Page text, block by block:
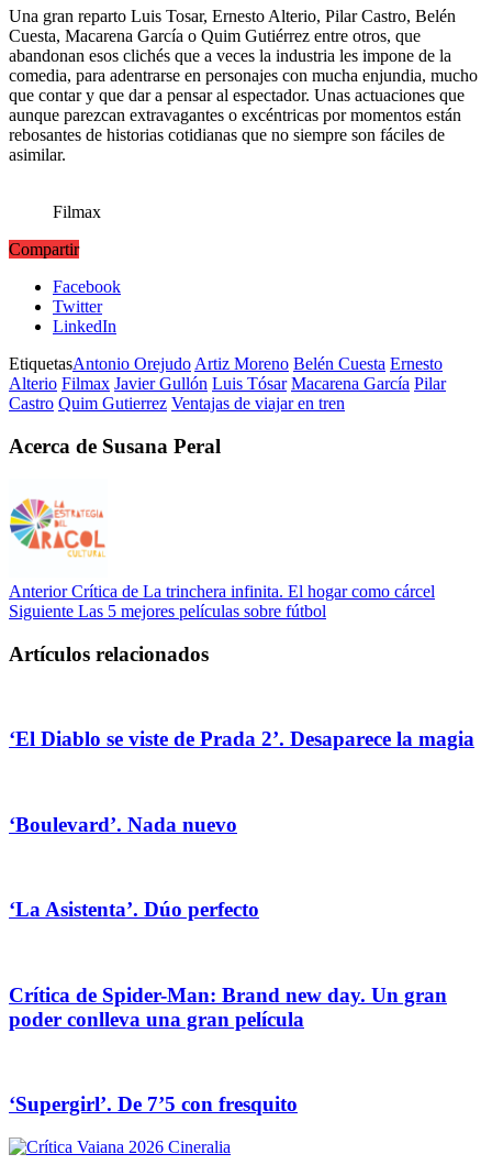
Una gran reparto Luis Tosar, Ernesto Alterio, Pilar Castro, Belén
Cuesta, Macarena García o Quim Gutiérrez entre otros, que
abandonan esos clichés que a veces la industria les impone de la
comedia, para adentrarse en personajes con mucha enjundia, mucho
que contar y que dar a pensar al espectador. Unas actuaciones que
aunque parezcan extravagantes o excéntricas por momentos están
rebosantes de historias cotidianas que no siempre son fáciles de
asimilar.
Filmax
Compartir
Facebook
Twitter
LinkedIn
EtiquetasAntonio Orejudo Artiz Moreno Belén Cuesta Ernesto
Alterio Filmax Javier Gullón Luis Tósar Macarena García Pilar
Castro Quim Gutierrez Ventajas de viajar en tren
Acerca de Susana Peral
AnteriorCrítica de La trinchera infinita. El hogar como cárcel
Siguiente Las 5 mejores películas sobre fútbol
Artículos relacionados
‘El Diablo se viste de Prada 2’. Desaparece la magia
‘Boulevard’. Nada nuevo
‘La Asistenta’. Dúo perfecto
Crítica de Spider-Man: Brand new day. Un gran
poder conlleva una gran película
‘Supergirl’. De 7’5 con fresquito